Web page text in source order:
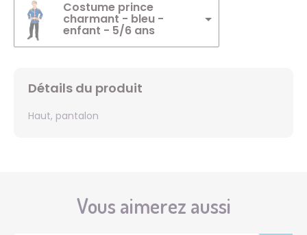
Costume prince
charmant - bleu -
enfant - 5/6 ans
Détails du produit
Haut, pantalon
Vous aimerez aussi